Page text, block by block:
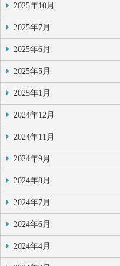
2025年10月
2025年7月
2025年6月
2025年5月
2025年1月
2024年12月
2024年11月
2024年9月
2024年8月
2024年7月
2024年6月
2024年4月